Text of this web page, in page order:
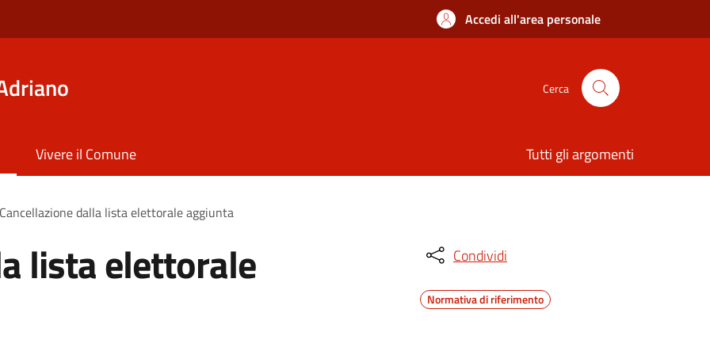
Accedi all'area personale
Cerca
Vivere il Comune Tutti gli argomenti
Cancellazione dalla lista elettorale aggiunta
lista elettorale Condividi
Normativa di riferimento